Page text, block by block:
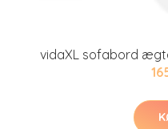
vidaXL sofabord